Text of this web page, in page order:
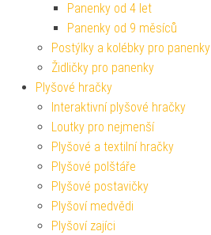
Panenky od 4 let
Panenky od 9 měsíců
Postýlky a kolébky pro panenky
Židličky pro panenky
Plyšové hračky
Interaktivní plyšové hračky
Loutky pro nejmenší
Plyšové a textilní hračky
Plyšové polštáře
Plyšové postavičky
Plyšoví medvědi
Plyšoví zajíci